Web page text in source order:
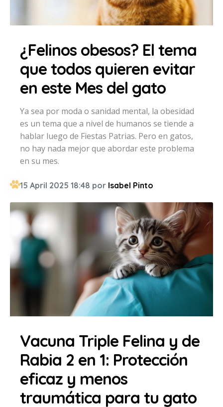
¿Felinos obesos? El tema
que todos quieren evitar
en este Mes del gato
Ya sea por moda o sanidad mental, la obesidad
es un tema que a nivel de humanos se tiende a
hablar luego de Fiestas Patrias. Pero en gatos,
no hay nada mejor que abordar este problema
en su mes.
15 April 2025 18:48 por Isabel Pinto
Vacuna Triple Felina y de
Rabia 2 en 1: Protección
eficaz y menos
traumática para tu gato